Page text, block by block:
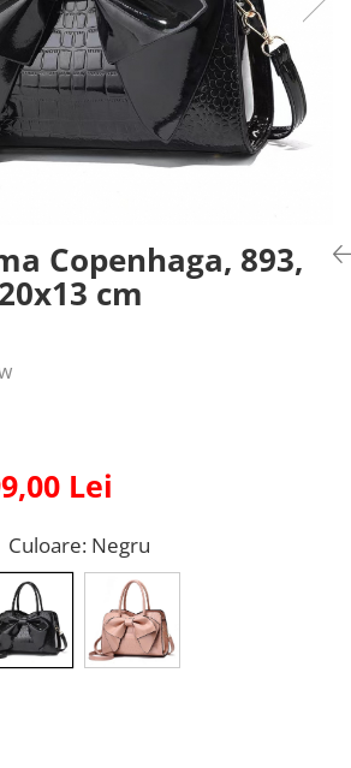
Copenhaga, 893,
cm
Lei
Culoare: Negru